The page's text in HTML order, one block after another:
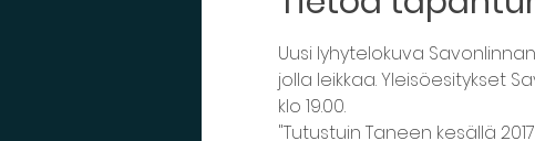
Uusi lyhytelokuva
jolla leikkaa. Yleisöesitykset
klo 19.00.
"Tutustuin Taneen kesällä